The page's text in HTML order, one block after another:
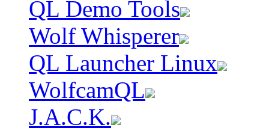
QL Demo Tools
Wolf Whisperer
QL Launcher Linux
WolfcamQL
J.A.C.K.